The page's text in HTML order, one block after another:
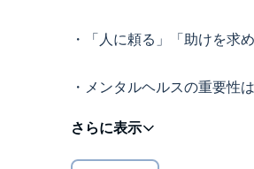
・「人に頼る」「助けを求
・メンタルヘルスの重要性
いま、20〜79歳の男女の約